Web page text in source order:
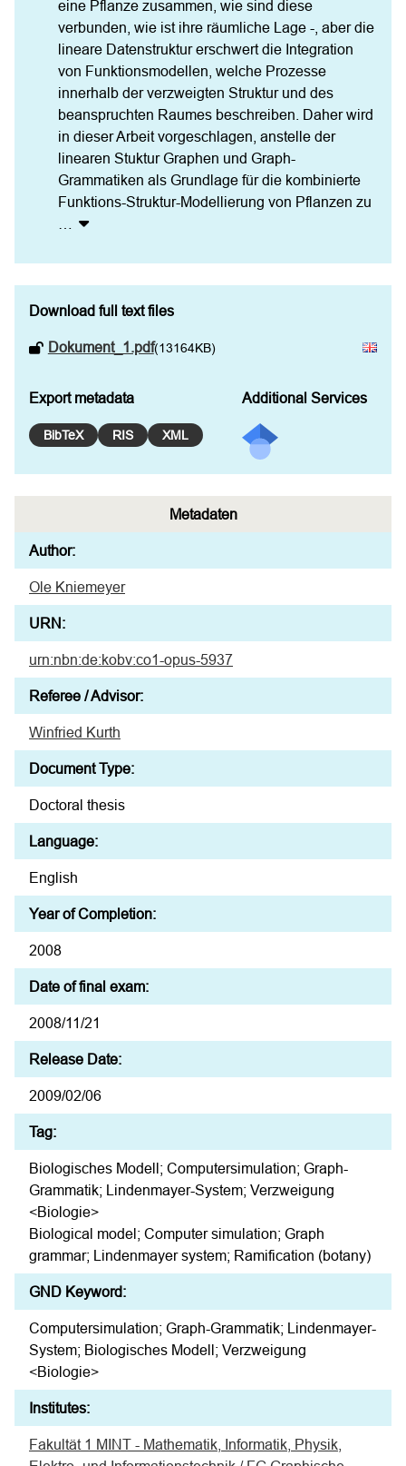
eine Pflanze zusammen, wie sind diese
verbunden, wie ist ihre räumliche Lage -, aber die
lineare Datenstruktur erschwert die Integration
von Funktionsmodellen, welche Prozesse
innerhalb der verzweigten Struktur und des
beanspruchten Raumes beschreiben. Daher wird
in dieser Arbeit vorgeschlagen, anstelle der
linearen Stuktur Graphen und Graph-
Grammatiken als Grundlage für die kombinierte
Funktions-Struktur-Modellierung von Pflanzen zu
Download full text files
Dokument_1.pdf(13164KB)
Export metadata
BibTeX RIS XML
Additional Services
Metadaten
Author:
Ole Kniemeyer
URN:
urn:nbn:de:kobv:co1-opus-5937
Referee / Advisor:
Winfried Kurth
Document Type:
Doctoral thesis
Language:
English
Year of Completion:
2008
Date of final exam:
2008/11/21
Release Date:
2009/02/06
Tag:
Biologisches Modell; Computersimulation; Graph-
Grammatik; Lindenmayer-System; Verzweigung
<Biologie>
Biological model; Computer simulation; Graph
grammar; Lindenmayer system; Ramification (botany)
GND Keyword:
Computersimulation; Graph-Grammatik; Lindenmayer-
System; Biologisches Modell; Verzweigung
<Biologie>
Institutes:
Fakultät 1 MINT - Mathematik, Informatik, Physik,